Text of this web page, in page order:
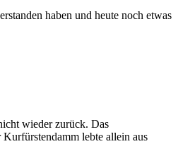
haben und heute noch etwas
wieder zurück. Das
lebte allein aus